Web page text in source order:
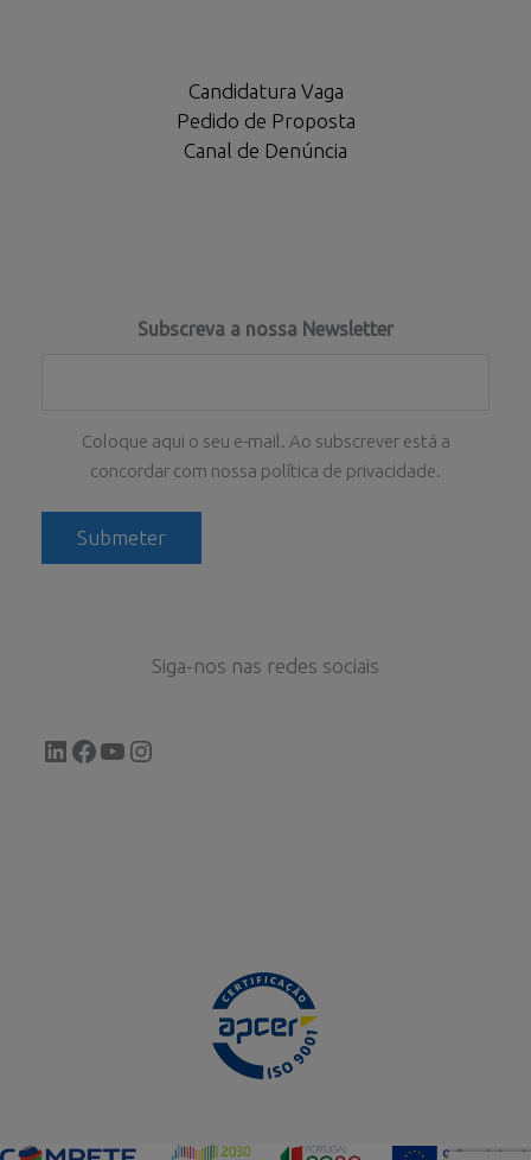
Candidatura Vaga
Pedido de Proposta
Canal de Denúncia
Subscreva a nossa Newsletter
Coloque aqui o seu e-mail. Ao subscrever está a
concordar com nossa política de privacidade.
Siga-nos nas redes sociais
LinkedIn
Facebook
YouTube
Instagram